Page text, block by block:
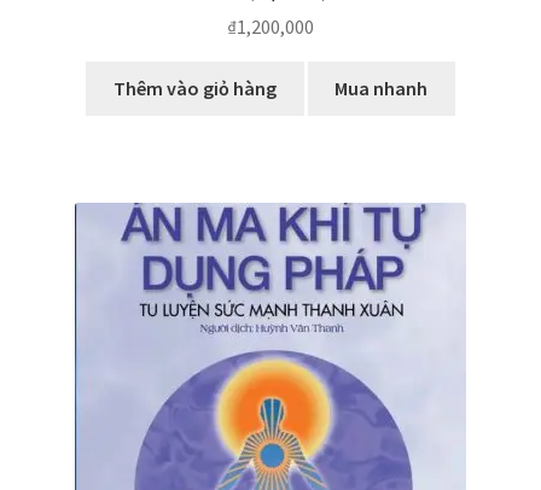
₫1,200,000
Thêm vào giỏ hàng Mua nhanh